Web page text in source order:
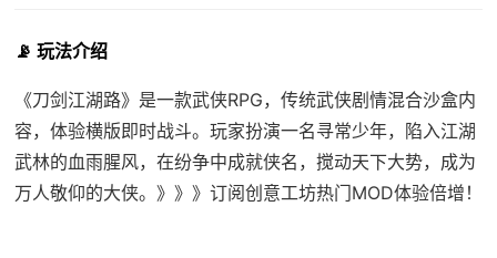
📡 玩法介绍
《刀剑江湖路》是一款武侠RPG，传统武侠剧情混合沙盒内
容，体验横版即时战斗。玩家扮演一名寻常少年，陷入江湖
武林的血雨腥风，在纷争中成就侠名，搅动天下大势，成为
万人敬仰的大侠。》》》订阅创意工坊热门MOD体验倍增！